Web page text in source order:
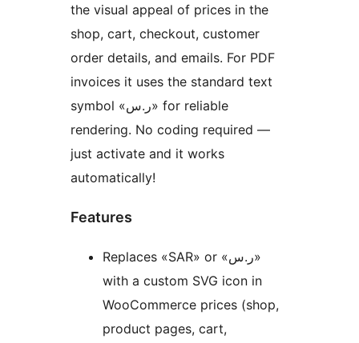
the visual appeal of prices in the
shop, cart, checkout, customer
order details, and emails. For PDF
invoices it uses the standard text
symbol «ر.س» for reliable
rendering. No coding required —
just activate and it works
automatically!
Features
Replaces «SAR» or «ر.س»
with a custom SVG icon in
WooCommerce prices (shop,
product pages, cart,